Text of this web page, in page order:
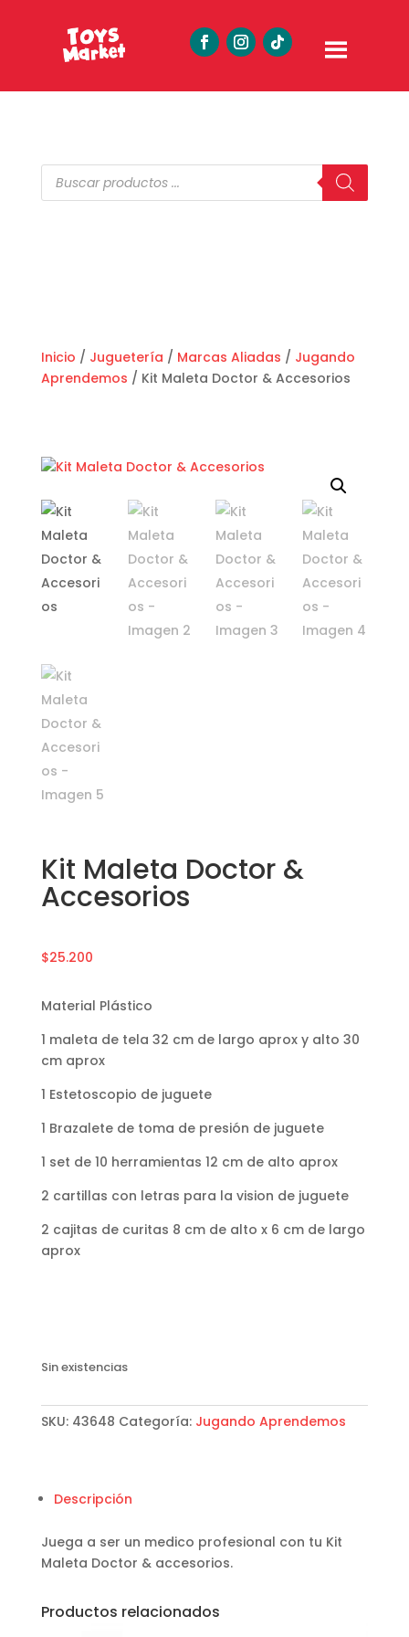
Búsqueda
de
productos
Inicio / Juguetería / Marcas Aliadas / Jugando
Aprendemos / Kit Maleta Doctor & Accesorios
Kit Maleta Doctor &
Accesorios
$25.200
Material Plástico
1 maleta de tela 32 cm de largo aprox y alto 30
cm aprox
1 Estetoscopio de juguete
1 Brazalete de toma de presión de juguete
1 set de 10 herramientas 12 cm de alto aprox
2 cartillas con letras para la vision de juguete
2 cajitas de curitas 8 cm de alto x 6 cm de largo
aprox
Sin existencias
SKU: 43648 Categoría: Jugando Aprendemos
Descripción
Juega a ser un medico profesional con tu Kit
Maleta Doctor & accesorios.
Productos relacionados